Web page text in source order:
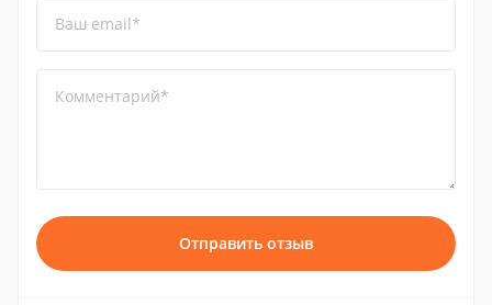
Ваш email*
Комментарий*
Отправить отзыв